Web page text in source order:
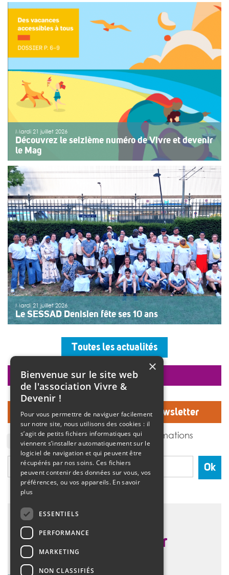
Une organisation collective au service de l’inclusion
Depuis sept ans, l’association ouvre le premier jour des
fêtes de Bayonne à une structure accompagnant des
enfants ou des adolescents en situation de handicap
ou de fragilité. Cette année, le choix […]
>>Lire la suite
Mardi 21 juillet 2026
Découvrez le seizième numéro de Vivre et devenir
le Mag
Le numéro du mois de juillet 2026 de Vivre et devenir, Le
Mag, vient de paraître. Le dossier central se concentre
sur les vacances pour tous. Vivre et devenir a lancé un
plan d’action afin de rendre les vacances accessibles
[…]
>>Lire la suite
Mardi 21 juillet 2026
Le SESSAD Denisien fête ses 10 ans
accueillaient les invités autour d’un buffet, dans une
ambiance musicale live assurée par un groupe de
musiciens. Christine Manadi, directrice du SESSAD
depuis sa création, est revenue sur l’histoire […]
>>Lire la suite
Toutes les actualités
Inscrivez-vous à notre Newsletter
J'accepte de recevoir des informations
de l'association Vivre et devenir.
Ok
faire un don
×
Bienvenue sur le site web
de l'association Vivre &
Devenir !
Pour vous permettre de naviguer facilement
sur notre site, nous utilisons des cookies : il
s’agit de petits fichiers informatiques qui
viennent s’installer automatiquement sur le
logiciel de navigation et qui peuvent être
récupérés par nos soins. Ces fichiers
peuvent contenir des données sur vous, vos
préférences, ou vos appareils. En savoir
plus
ESSENTIELS
PERFORMANCE
MARKETING
NON CLASSIFIÉS